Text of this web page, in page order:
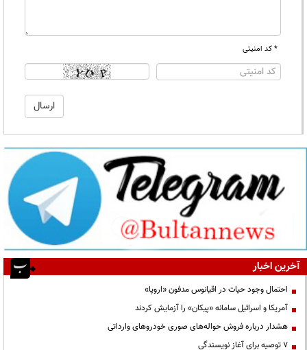
* کد امنیتی
آخرین اخبار
احتمال وجود حیات در اقیانوس مدفون «اروپا»
آمریکا و اسرائیل سامانه «پیکان» را آزمایش کردند
هشدار درباره فروش حواله‌های صوری خودروهای وارداتی
۷ توصیه برای آغاز نویسندگی